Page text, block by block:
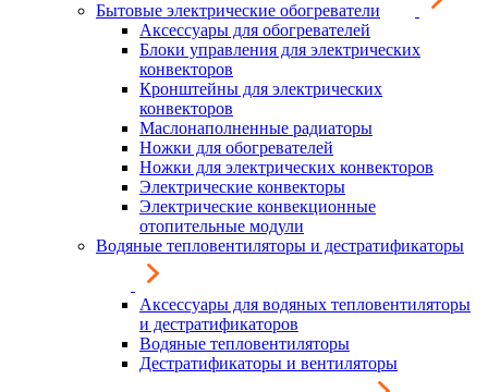
Бытовые электрические обогреватели
Аксессуары для обогревателей
Блоки управления для электрических
конвекторов
Кронштейны для электрических
конвекторов
Маслонаполненные радиаторы
Ножки для обогревателей
Ножки для электрических конвекторов
Электрические конвекторы
Электрические конвекционные
отопительные модули
Водяные тепловентиляторы и дестратификаторы
Аксессуары для водяных тепловентиляторы
и дестратификаторов
Водяные тепловентиляторы
Дестратификаторы и вентиляторы